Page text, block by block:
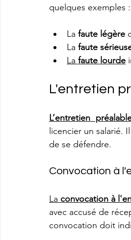
quelques exemples :
La faute légère
La faute
La faute lourde
L'entretien
L’entretien
licencier un salarié.
de se défendre.
Convocation à
La convocation à
avec accusé de
convocation doit